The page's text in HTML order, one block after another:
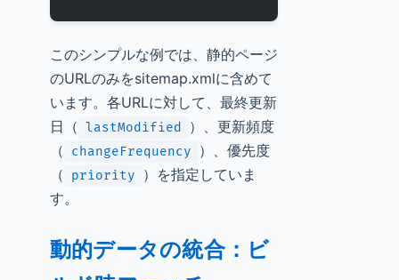
このシンプルな例では、静的ページ
のURLのみをsitemap.xmlに含めて
います。各URLに対して、最終更新
日（ lastModified
）、更新頻度
（
changeFrequency
）、優先度
（
priority
）を指定していま
す。
動的データの統合：ビ